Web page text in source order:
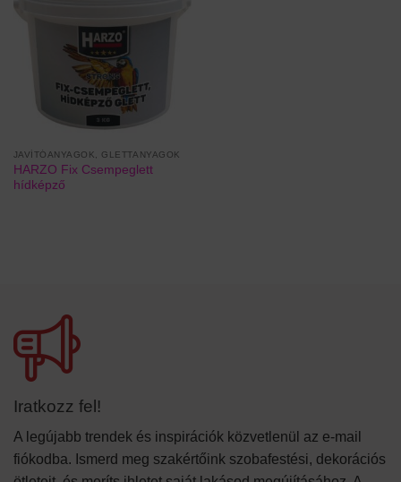
JAVÍTÓANYAGOK, GLETTANYAGOK
HARZO Fix Csempeglett
hídképző
Iratkozz fel!
A legújabb trendek és inspirációk közvetlenül az e-mail
fiókodba. Ismerd meg szakértőink szobafestési, dekorációs